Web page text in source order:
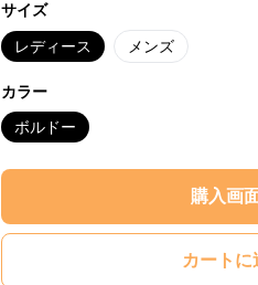
サイズ
レディース メンズ
カラー
ボルドー
購入画
カートに